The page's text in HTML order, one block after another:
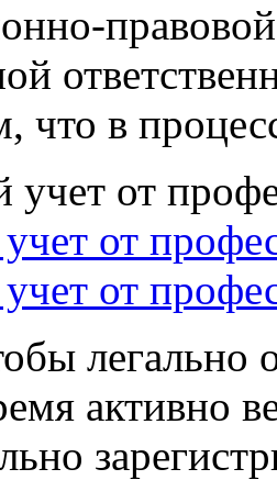
что в
от
от
легально
активно